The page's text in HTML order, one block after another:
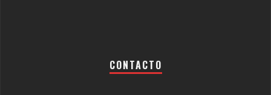
CONTACTO